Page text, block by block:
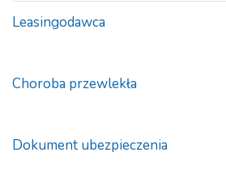
Leasingodawca
Choroba przewlekła
Dokument ubezpieczenia